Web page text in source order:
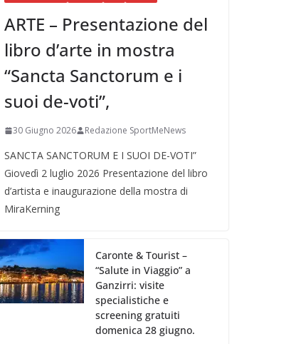
ARTE – Presentazione del
libro d’arte in mostra
“Sancta Sanctorum e i
suoi de-voti”,
30 Giugno 2026 Redazione SportMeNews
SANCTA SANCTORUM E I SUOI DE-VOTI”
Giovedì 2 luglio 2026 Presentazione del libro
d’artista e inaugurazione della mostra di
MiraKerning
Caronte & Tourist –
“Salute in Viaggio” a
Ganzirri: visite
specialistiche e
screening gratuiti
domenica 28 giugno.